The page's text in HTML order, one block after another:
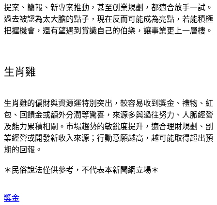
提案、簡報、新專案推動，甚至創業規劃，都適合放手一試。
過去被認為太大膽的點子，現在反而可能成為亮點，若能積極
把握機會，還有望遇到賞識自己的伯樂，讓事業更上一層樓。
生肖雞
生肖雞的偏財與資源運特別突出，較容易收到獎金、禮物、紅
包、回饋金或額外分潤等驚喜，來源多與過往努力、人脈經營
及能力累積相關。市場趨勢的敏銳度提升，適合理財規劃、副
業經營或開發新收入來源；行動意願越高，越可能取得超出預
期的回報。
＊民俗說法僅供參考，不代表本新聞網立場＊
獎金